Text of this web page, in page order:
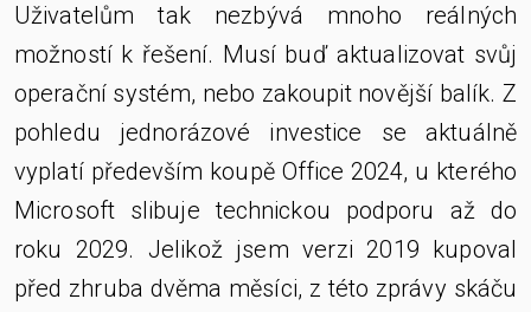
Uživatelům tak nezbývá mnoho reálných
možností k řešení. Musí buď aktualizovat svůj
operační systém, nebo zakoupit novější balík. Z
pohledu jednorázové investice se aktuálně
vyplatí především koupě Office 2024, u kterého
Microsoft slibuje technickou podporu až do
roku 2029. Jelikož jsem verzi 2019 kupoval
před zhruba dvěma měsíci, z této zprávy skáču